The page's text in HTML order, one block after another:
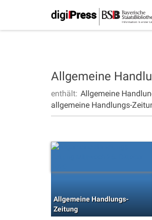
Allgemeine
enthält: Allgemeine
allgemeine Handlungs-
Allgemeine Handlungs-
Zeitung